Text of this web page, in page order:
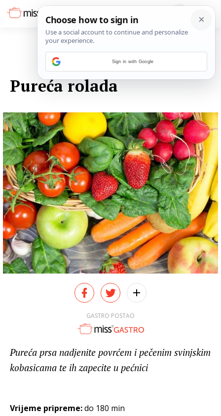
Pureća rolada
GASTRO POSTAO
Pureća prsa nadjenite povrćem i pečenim svinjskim
kobasicama te ih zapecite u pećnici
Vrijeme pripreme:do 180 min
Sign in with Google